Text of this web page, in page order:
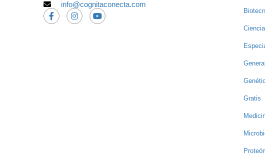
info@cognitaconecta.com
General
Gratis